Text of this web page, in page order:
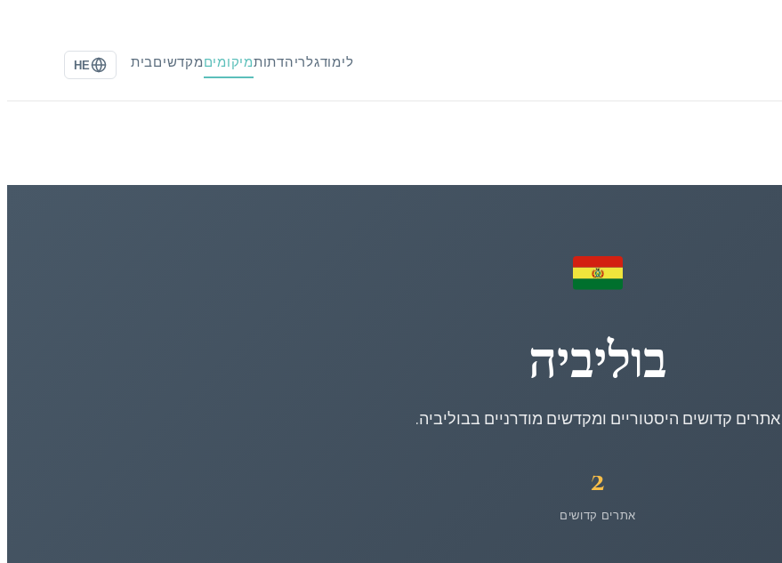
ביתמקדשיםמיקומיםדתותגלריהלימוד HE
בוליביה
אתרים קדושים היסטוריים ומקדשים מודרניים בבוליביה.
2
אתרים קדושים